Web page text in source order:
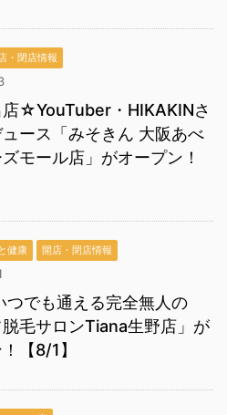
・閉店情報
店☆YouTuber・HIKAKINさ
ース「みそきん 大阪あべ
モール店」がオープン！
健康 開店・閉店情報
つでも通える完全無人の
脱毛サロンTiana生野店」が
【8/1】